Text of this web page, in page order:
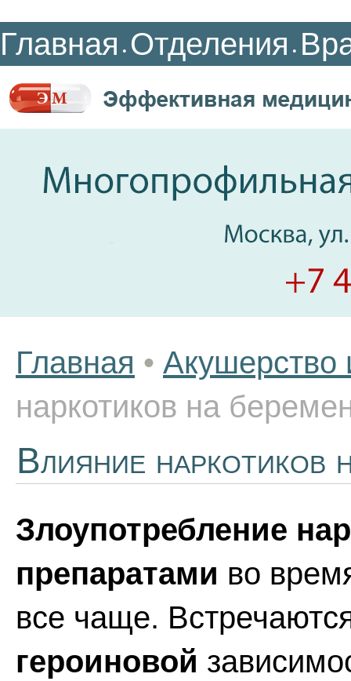
Главная • Отделения •
Главная • Акушерство
наркотиков на
Влияние наркотиков
Злоупотребление
препаратами во
все чаще.
героиновой